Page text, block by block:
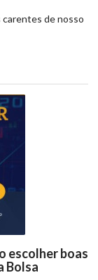
carentes de nosso
escolher boas
Bolsa